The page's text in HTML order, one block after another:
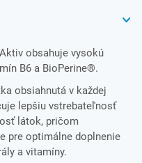
obsahuje vysokú
B6 a BioPerine®.
obsiahnutá v každej
lepšiu vstrebateľnosť
látok, pričom
pre optimálne doplnenie
a vitamíny.